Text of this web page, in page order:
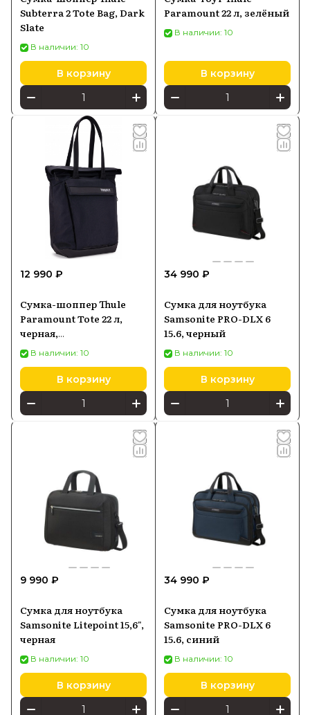
Subterra 2 Tote Bag, Dark
Slate
В наличии: 10
В корзину
Paramount 22 л, зелёный
В наличии: 10
В корзину
12 990 ₽
Сумка-шоппер Thule
Paramount Tote 22 л,
черная,
водонепроницаемая
В наличии: 10
В корзину
34 990 ₽
Сумка для ноутбука
Samsonite PRO-DLX 6
15.6, черный
В наличии: 10
В корзину
9 990 ₽
Сумка для ноутбука
Samsonite Litepoint 15,6",
черная
В наличии: 10
В корзину
34 990 ₽
Сумка для ноутбука
Samsonite PRO-DLX 6
15.6, синий
В наличии: 10
В корзину